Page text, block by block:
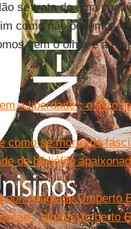
se trata de uma vaga
como não podemos
sem o olhar e a
a liberdade": o livro
como se morre de
de bibliófilo
dor. Artigo de Umberto
afirma Umberto